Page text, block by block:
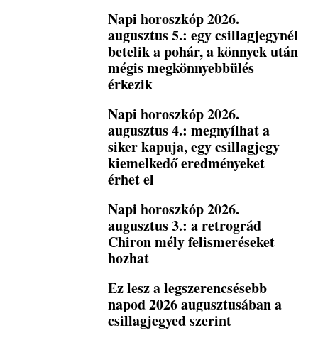
Napi horoszkóp 2026.
augusztus 5.: egy csillagjegynél
betelik a pohár, a könnyek után
mégis megkönnyebbülés
érkezik
Napi horoszkóp 2026.
augusztus 4.: megnyílhat a
siker kapuja, egy csillagjegy
kiemelkedő eredményeket
érhet el
Napi horoszkóp 2026.
augusztus 3.: a retrográd
Chiron mély felismeréseket
hozhat
Ez lesz a legszerencsésebb
napod 2026 augusztusában a
csillagjegyed szerint